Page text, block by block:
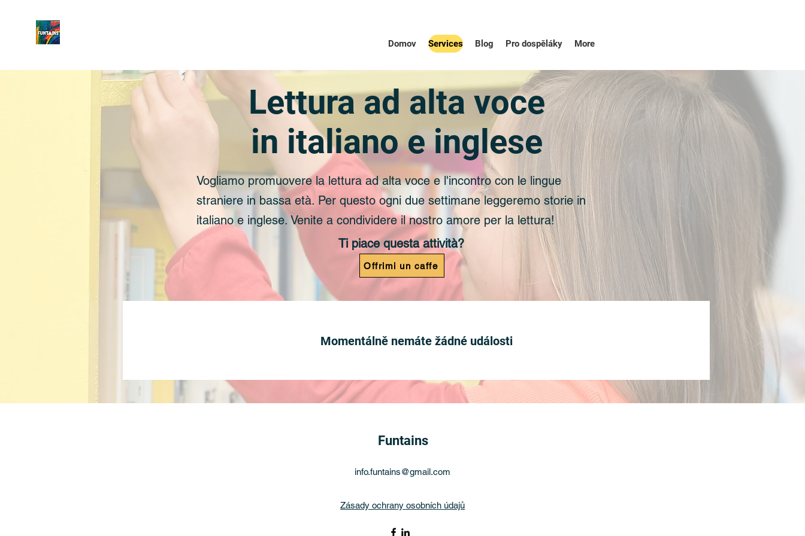
Domov Services Blog Pro dospěláky More
Lettura ad alta voce
in italiano e inglese
Vogliamo promuovere la lettura ad alta voce e l'incontro con le lingue
straniere in bassa età. Per questo ogni due settimane leggeremo storie in
italiano e inglese. Venite a condividere il nostro amore per la lettura!
Ti piace questa attività?
Offrimi un caffe
Momentálně nemáte žádné události
Funtains
info.funtains@gmail.com
Zásady ochrany osobních údajů